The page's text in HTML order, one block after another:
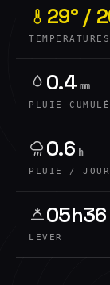
29° /
TEMPÉRATURES
0.4 mm
PLUIE
0.6 h
PLUIE / JOUR
05h36
LEVER